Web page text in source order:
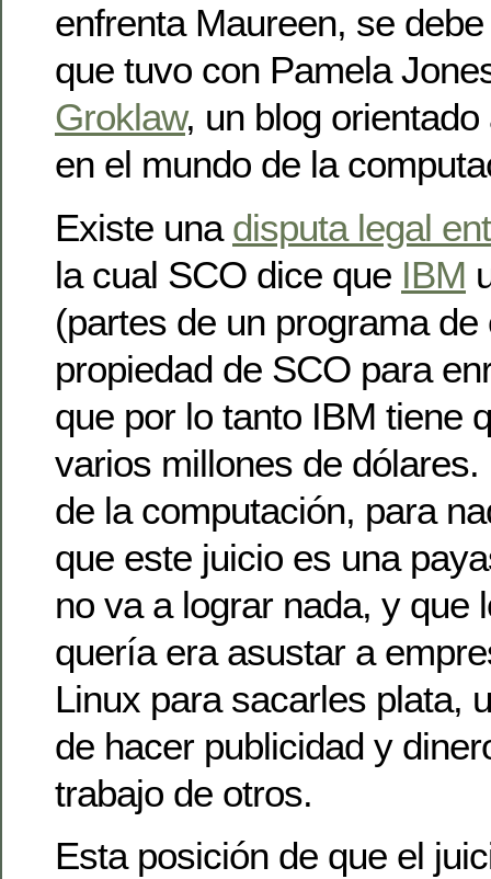
enfrenta Maureen, se
que tuvo con Pamela
Groklaw, un blog
en el mundo de la
Existe una disputa legal
la cual SCO dice que IBM
(partes de un programa
propiedad de SCO para
que por lo tanto IBM tiene
varios millones de
de la computación, para
que este juicio es una
no va a lograr nada, y que
quería era asustar a
Linux para sacarles plata,
de hacer publicidad y
trabajo de otros.
Esta posición de que el